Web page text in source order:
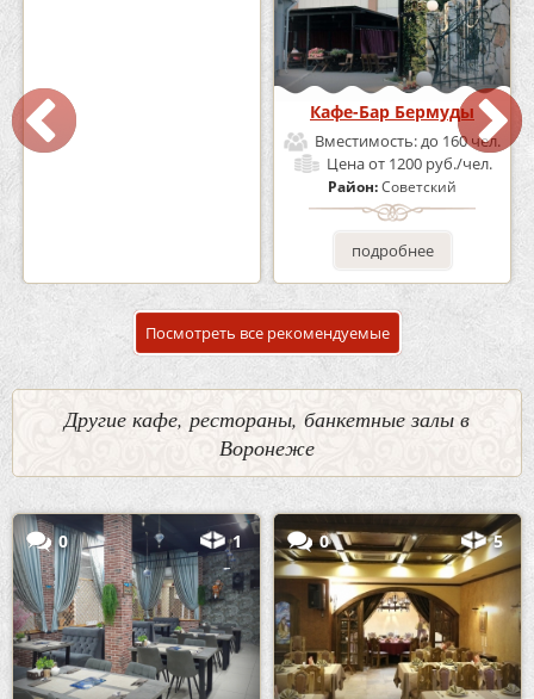
Кафе «Шишка»
Вместимость:
Кафе-Бар Бермуды
Вместимость: до 160 чел.
Ценаот 1200 руб./чел.
Район:Советский
подробнее
Посмотреть все рекомендуемые
Другие кафе, рестораны, банкетные залы в
Воронеже
0 1 0 5